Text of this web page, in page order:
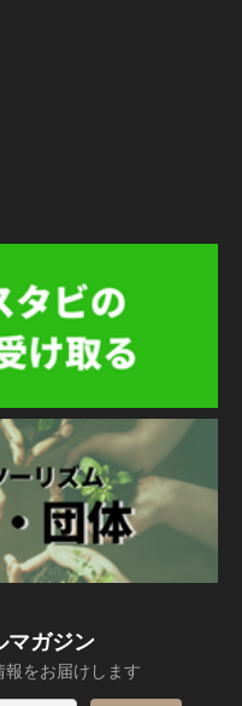
マガジン
をお届けします